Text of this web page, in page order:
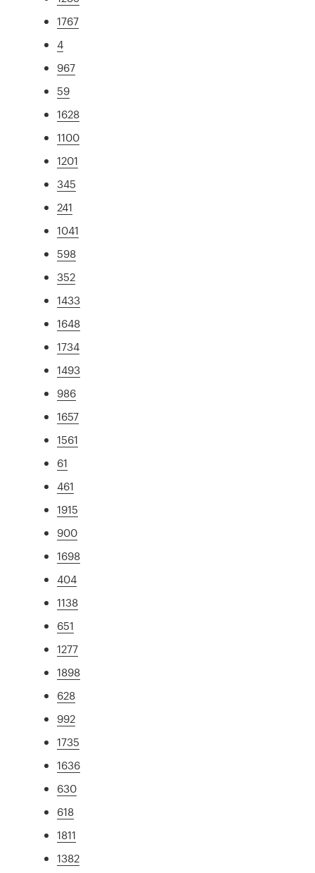
1767
4
967
59
1628
1100
1201
345
241
1041
598
352
1433
1648
1734
1493
986
1657
1561
61
461
1915
900
1698
404
1138
651
1277
1898
628
992
1735
1636
630
618
1811
1382